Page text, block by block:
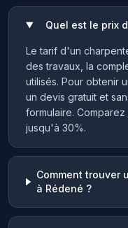
Quel est le prix
Le tarif d'un
des travaux, la
utilisés. Pour obtenir
un devis gratuit et
formulaire.
jusqu'à 30%.
Comment trouver
à Rédené ?